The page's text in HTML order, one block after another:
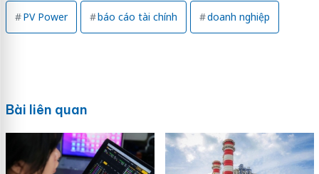
PV Power báo cáo tài chính doanh nghiệp
Bài liên quan